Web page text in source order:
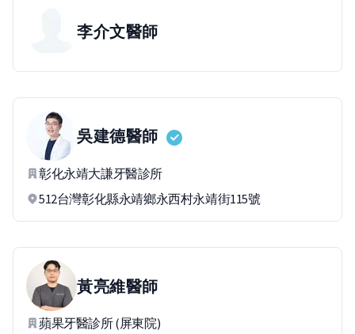
李介文醫師
吳建德醫師
彰化永靖大謙牙醫診所
512台灣彰化縣永靖鄉永西村永靖街115號
黃亮維醫師
蘋果牙醫診所 (屏東院)